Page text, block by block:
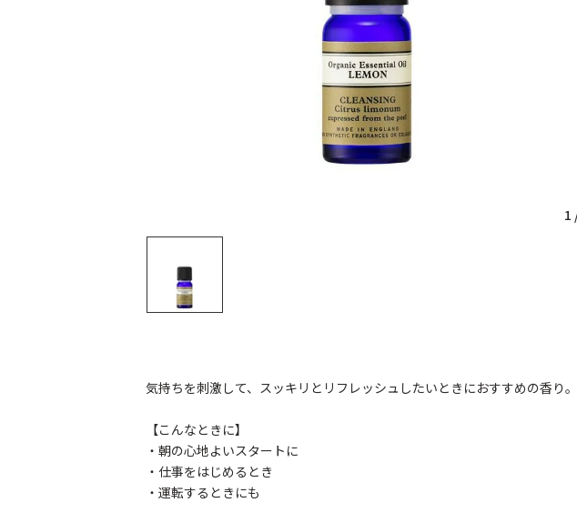
1
気持ちを刺激して、スッキリとリフレッシュしたいときにおすすめの香り。
【こんなときに】
・朝の心地よいスタートに
・仕事をはじめるとき
・運転するときにも